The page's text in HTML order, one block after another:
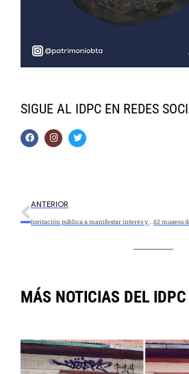
SIGUE AL IDPC EN REDES
ANTERIOR
Invitación pública a manifestar interés y presentar proyecto con aporte mínimo del 30% – ESAL
MÁS NOTICIAS DEL IDPC